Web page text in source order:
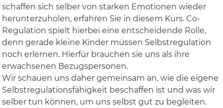
schaffen sich selber von starken Emotionen wieder
herunterzuholen, erfahren Sie in diesem Kurs. Co-
Regulation spielt hierbei eine entscheidende Rolle,
denn gerade kleine Kinder müssen Selbstregulation
noch erlernen. Hierfür brauchen sie uns als ihre
erwachsenen Bezugspersonen.
Wir schauen uns daher gemeinsam an, wie die eigene
Selbstregulationsfähigkeit beschaffen ist und was wir
selber tun können, um uns selbst gut zu begleiten.